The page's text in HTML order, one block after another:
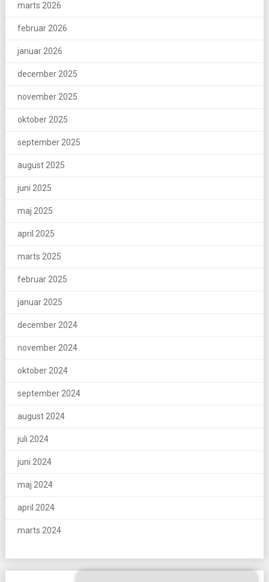
marts 2026
februar 2026
januar 2026
december 2025
november 2025
oktober 2025
september 2025
august 2025
juni 2025
maj 2025
april 2025
marts 2025
februar 2025
januar 2025
december 2024
november 2024
oktober 2024
september 2024
august 2024
juli 2024
juni 2024
maj 2024
april 2024
marts 2024